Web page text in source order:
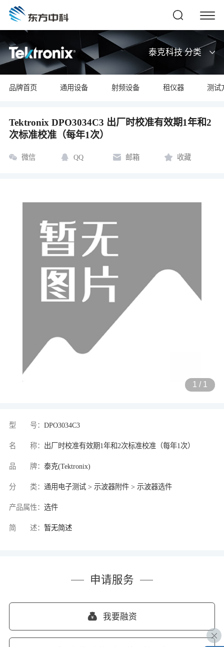
泰克科技 分类
品牌首页 通用设备 射频设备 租仪器 测试
Tektronix DPO3034C3 出厂时校准有效期1年和2
次标准校准（每年1次）
微信 QQ 邮箱 收藏
1 / 1
型 号： DPO3034C3
名 称： 出厂时校准有效期1年和2次标准校准（每年1次）
品 牌： 泰克(Tektronix)
分 类： 通用电子测试 > 示波器附件 > 示波器选件
产品属性： 选件
简 述： 暂无简述
申请服务
我要融资